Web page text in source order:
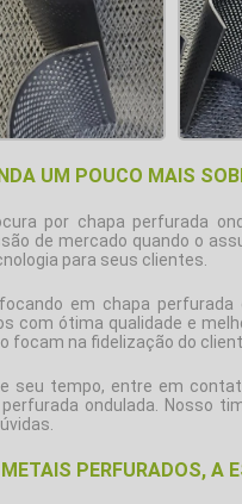
UM POUCO MAIS
por chapa perfurada
de mercado quando o
para seus clientes.
em chapa perfurada
com ótima qualidade e
focam na fidelização do
seu tempo, entre em
ondulada . Nosso
PERFURADOS, A